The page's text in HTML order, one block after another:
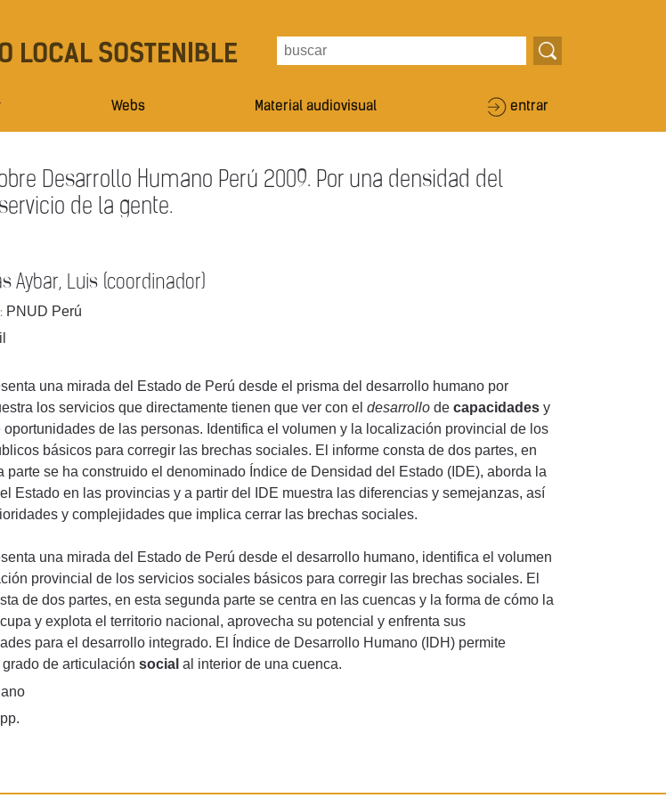
LOCAL SOSTENIBLE
Webs Material audiovisual entrar
Desarrollo Humano Perú 2009. Por una densidad del
de la gente.
Aybar, Luis (coordinador)
PNUD Perú
una mirada del Estado de Perú desde el prisma del desarrollo humano por
los servicios que directamente tienen que ver con el desarrollo de capacidades y
oportunidades de las personas. Identifica el volumen y la localización provincial de los
básicos para corregir las brechas sociales. El informe consta de dos partes, en
parte se ha construido el denominado Índice de Densidad del Estado (IDE), aborda la
Estado en las provincias y a partir del IDE muestra las diferencias y semejanzas, así
y complejidades que implica cerrar las brechas sociales.
una mirada del Estado de Perú desde el desarrollo humano, identifica el volumen
provincial de los servicios sociales básicos para corregir las brechas sociales. El
de dos partes, en esta segunda parte se centra en las cuencas y la forma de cómo la
y explota el territorio nacional, aprovecha su potencial y enfrenta sus
para el desarrollo integrado. El Índice de Desarrollo Humano (IDH) permite
de articulación social al interior de una cuenca.